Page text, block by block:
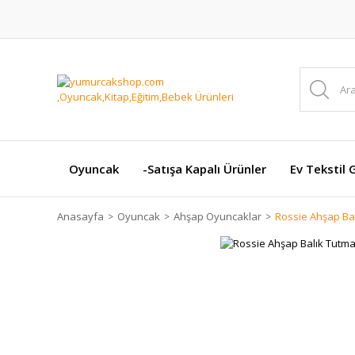
Oyuncak -Satışa Kapalı Ürünler Ev Tekstil
Anasayfa Oyuncak Ahşap Oyuncaklar Rossie Ahşap